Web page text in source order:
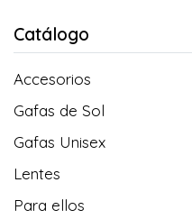
Catálogo
Accesorios
Gafas de Sol
Gafas Unisex
Lentes
Para ellos